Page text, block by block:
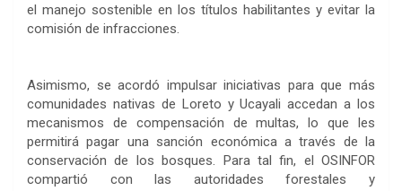
el manejo sostenible en los títulos habilitantes y evitar la
comisión de infracciones.
Asimismo, se acordó impulsar iniciativas para que más
comunidades nativas de Loreto y Ucayali accedan a los
mecanismos de compensación de multas, lo que les
permitirá pagar una sanción económica a través de la
conservación de los bosques. Para tal fin, el OSINFOR
compartió con las autoridades forestales y